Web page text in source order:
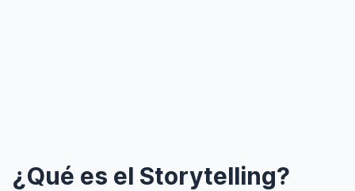
¿Qué es el Storytelling?